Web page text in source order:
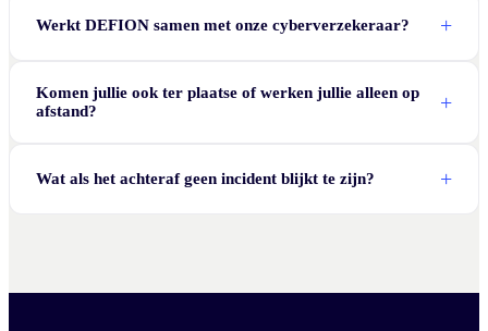
Werkt DEFION samen met onze cyberverzekeraar?
Komen jullie ook ter plaatse of werken jullie alleen op
afstand?
Wat als het achteraf geen incident blijkt te zijn?